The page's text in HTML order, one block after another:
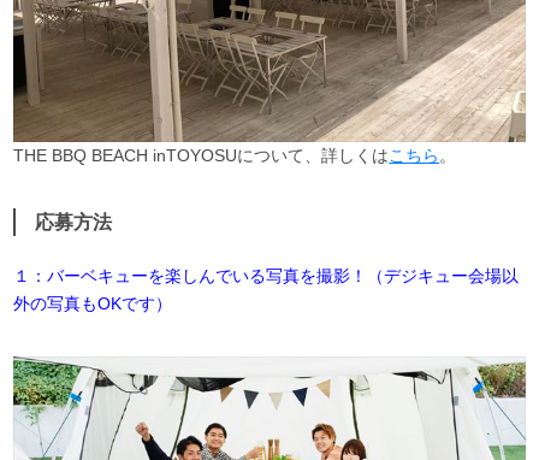
THE BBQ BEACH inTOYOSUについて、詳しくはこちら。
応募方法
１：バーベキューを楽しんでいる写真を撮影！（デジキュー会場以
外の写真もOKです）